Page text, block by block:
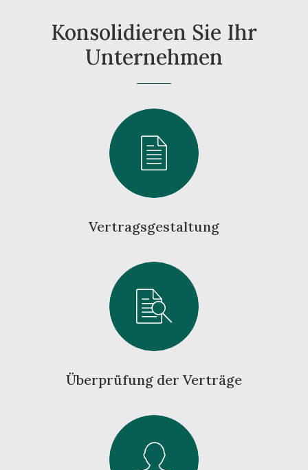
Konsolidieren Sie Ihr
Unternehmen
Vertragsgestaltung
Überprüfung der Verträge